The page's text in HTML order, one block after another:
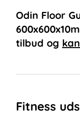
Odin Floor
tilbud og
Fitness